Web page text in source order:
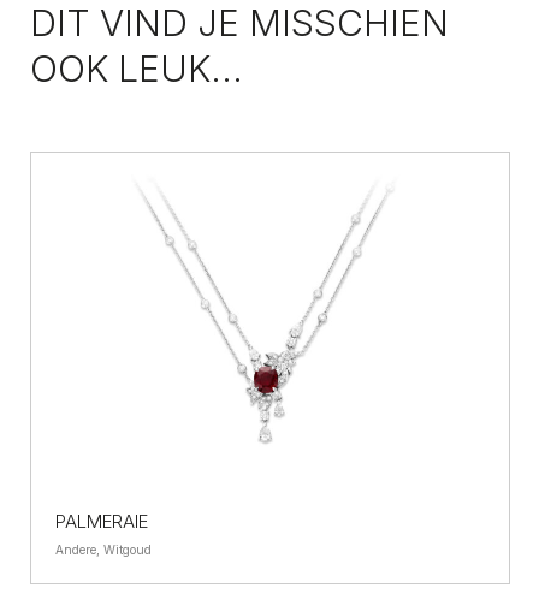
DIT VIND JE MISSCHIEN
OOK LEUK...
PALMERAIE
Andere, Witgoud